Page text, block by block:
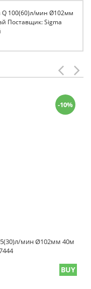
Q 100(60)л/мин Ø102мм
Поставщик: Sigma
мин Ø102мм 40м
-10%
BUY